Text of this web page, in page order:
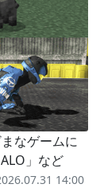
なゲームに
」など
14:00